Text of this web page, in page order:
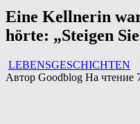
Eine Kellnerin
hörte: „Steigen
LEBENSGESCHICHTEN
Автор Goodblog На чтение